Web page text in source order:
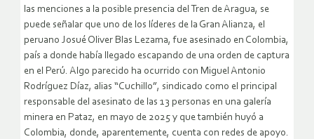
las menciones a la posible presencia del Tren de Aragua, se
puede señalar que uno de los líderes de la Gran Alianza, el
peruano Josué Oliver Blas Lezama, fue asesinado en Colombia,
país a donde había llegado escapando de una orden de captura
en el Perú. Algo parecido ha ocurrido con Miguel Antonio
Rodríguez Díaz, alias “Cuchillo”, sindicado como el principal
responsable del asesinato de las 13 personas en una galería
minera en Pataz, en mayo de 2025 y que también huyó a
Colombia, donde, aparentemente, cuenta con redes de apoyo.